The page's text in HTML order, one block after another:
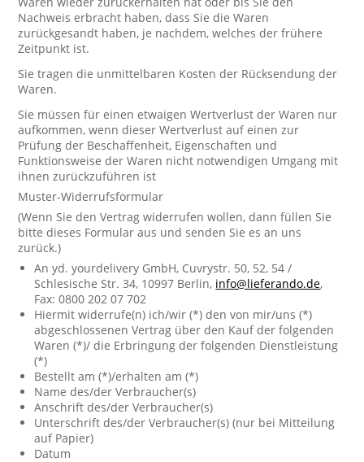
Nachweis erbracht haben, dass Sie die Waren
zurückgesandt haben, je nachdem, welches der frühere
Zeitpunkt ist.
Sie tragen die unmittelbaren Kosten der Rücksendung der
Waren.
Sie müssen für einen etwaigen Wertverlust der Waren nur
aufkommen, wenn dieser Wertverlust auf einen zur
Prüfung der Beschaffenheit, Eigenschaften und
Funktionsweise der Waren nicht notwendigen Umgang mit
ihnen zurückzuführen ist
Muster-Widerrufsformular
(Wenn Sie den Vertrag widerrufen wollen, dann füllen Sie
bitte dieses Formular aus und senden Sie es an uns
zurück.)
An yd. yourdelivery GmbH, Cuvrystr. 50, 52, 54 /
Schlesische Str. 34, 10997 Berlin, info@lieferando.de,
Fax: 0800 202 07 702
Hiermit widerrufe(n) ich/wir (*) den von mir/uns (*)
abgeschlossenen Vertrag über den Kauf der folgenden
Waren (*)/ die Erbringung der folgenden Dienstleistung
(*)
Bestellt am (*)/erhalten am (*)
Name des/der Verbraucher(s)
Anschrift des/der Verbraucher(s)
Unterschrift des/der Verbraucher(s) (nur bei Mitteilung
auf Papier)
Datum